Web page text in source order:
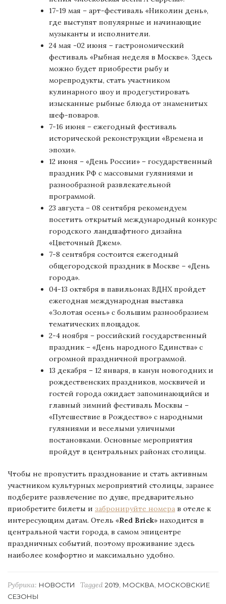
17-19 мая – арт-фестиваль «Николин день»,
где выступят популярные и начинающие
музыканты и исполнители.
24 мая -02 июня – гастрономический
фестиваль «Рыбная неделя в Москве». Здесь
можно будет приобрести рыбу и
морепродукты, стать участником
кулинарного шоу и продегустировать
изысканные рыбные блюда от знаменитых
шеф-поваров.
7-16 июня – ежегодный фестиваль
исторической реконструкции «Времена и
эпохи».
12 июня – «День России» – государственный
праздник РФ с массовыми гуляниями и
разнообразной развлекательной
программой.
23 августа – 08 сентября рекомендуем
посетить открытый международный конкурс
городского ландшафтного дизайна
«Цветочный Джем».
7-8 сентября состоится ежегодный
общегородской праздник в Москве – «День
города».
04-13 октября в павильонах ВДНХ пройдет
ежегодная международная выставка
«Золотая осень» с большим разнообразием
тематических площадок.
2-4 ноября – российский государственный
праздник – «День народного Единства» с
огромной праздничной программой.
13 декабря – 12 января, в канун новогодних и
рождественских праздников, москвичей и
гостей города ожидает запоминающийся и
главный зимний фестиваль Москвы –
«Путешествие в Рождество» с народными
гуляниями и веселыми уличными
постановками. Основные мероприятия
пройдут в центральных районах столицы.
Чтобы не пропустить празднование и стать активным
участником культурных мероприятий столицы, заранее
подберите развлечение по душе, предварительно
приобретите билеты и забронируйте номера в отеле к
интересующим датам. Отель «Red Brick» находится в
центральной части города, в самом эпицентре
праздничных событий, поэтому проживание здесь
наиболее комфортно и максимально удобно.
Рубрика: НОВОСТИ Tagged 2019, МОСКВА, МОСКОВСКИЕ
СЕЗОНЫ